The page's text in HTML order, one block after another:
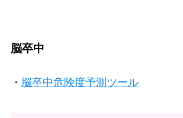
脳卒中
・ 脳卒中危険度予測ツール